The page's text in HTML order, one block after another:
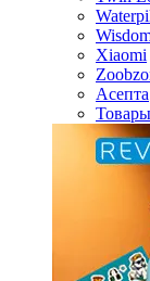
Xiaomi
Асепта